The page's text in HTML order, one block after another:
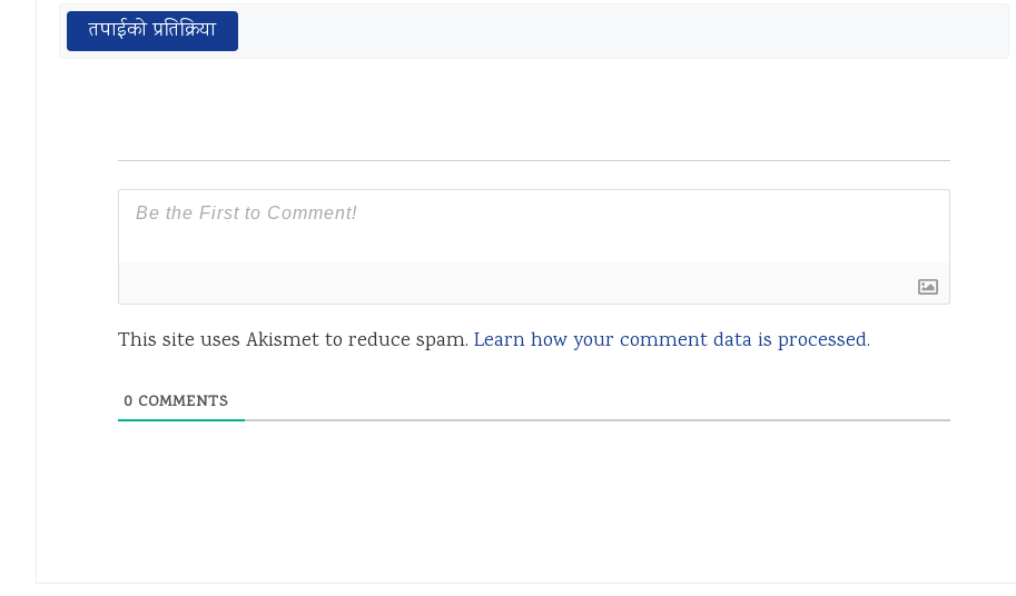
तपाईको प्रतिक्रिया
This site uses Akismet to reduce spam. Learn how your comment data is processed.
0 COMMENTS